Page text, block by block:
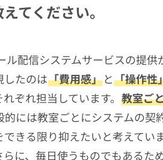
てください。
配信システムサービスの提
したのは「費用感」と「操作性
ぞれ担当しています。 教室ご
には教室ごとにシステムの
きる限り抑えたいと考えて
に、毎日使うものでもある